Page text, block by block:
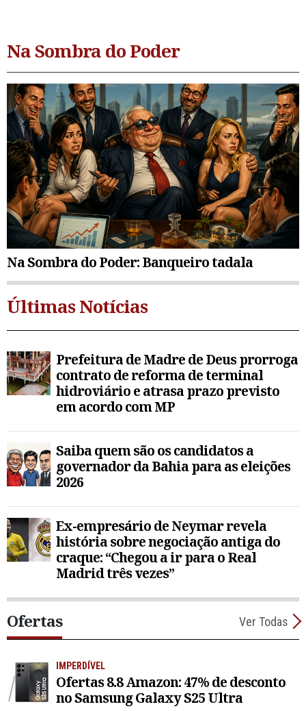
Na Sombra do Poder
Na Sombra do Poder: Banqueiro tadala
Últimas Notícias
Prefeitura de Madre de Deus prorroga
contrato de reforma de terminal
hidroviário e atrasa prazo previsto
em acordo com MP
Saiba quem são os candidatos a
governador da Bahia para as eleições
2026
Ex-empresário de Neymar revela
história sobre negociação antiga do
craque: “Chegou a ir para o Real
Madrid três vezes”
Ofertas Ver Todas
IMPERDÍVEL
Ofertas 8.8 Amazon: 47% de desconto
no Samsung Galaxy S25 Ultra